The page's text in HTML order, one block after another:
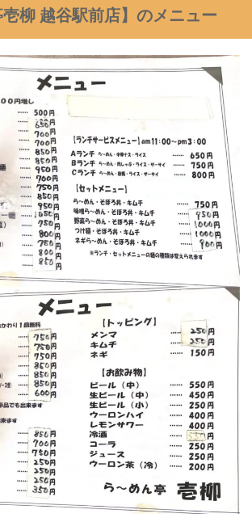
壱柳 越谷駅前店】のメニュー